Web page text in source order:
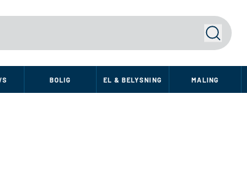
Søg
BOLIG EL & BELYSNING MALING